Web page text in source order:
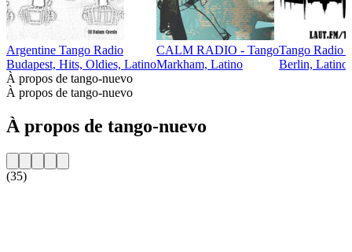
Argentine Tango Radio
Budapest, Hits, Oldies, Latino
CALM RADIO - Tango
Markham, Latino
Tango Radio
Berlin, Latino
À propos de tango-nuevo
À propos de tango-nuevo
À propos de tango-nuevo
(35)